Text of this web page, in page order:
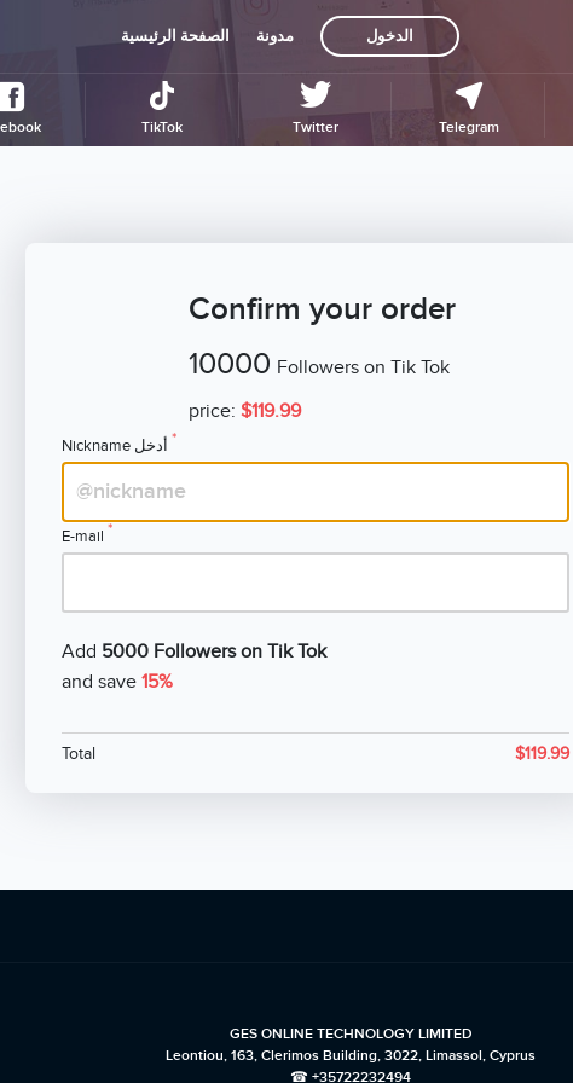
الصفحة الرئيسية مدونة الدخول
TikTok Twitter Telegram
Confirm your order
10000 Followers on Tik Tok
price: $119.99
Nickname أدخل *
E-mail *
Add 5000 Followers on Tik Tok
and save 15%
Total $119.99
GES ONLINE TECHNOLOGY LIMITED
Leontiou, 163, Clerimos Building, 3022, Limassol, Cyprus
☎ +35722232494